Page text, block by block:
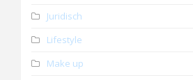
Juridisch
Lifestyle
Make up